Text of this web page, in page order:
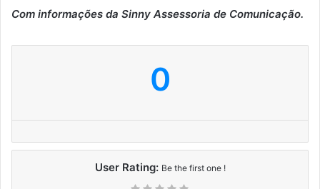
Com informações da Sinny Assessoria de Comunicação.
0
User Rating: Be the first one !